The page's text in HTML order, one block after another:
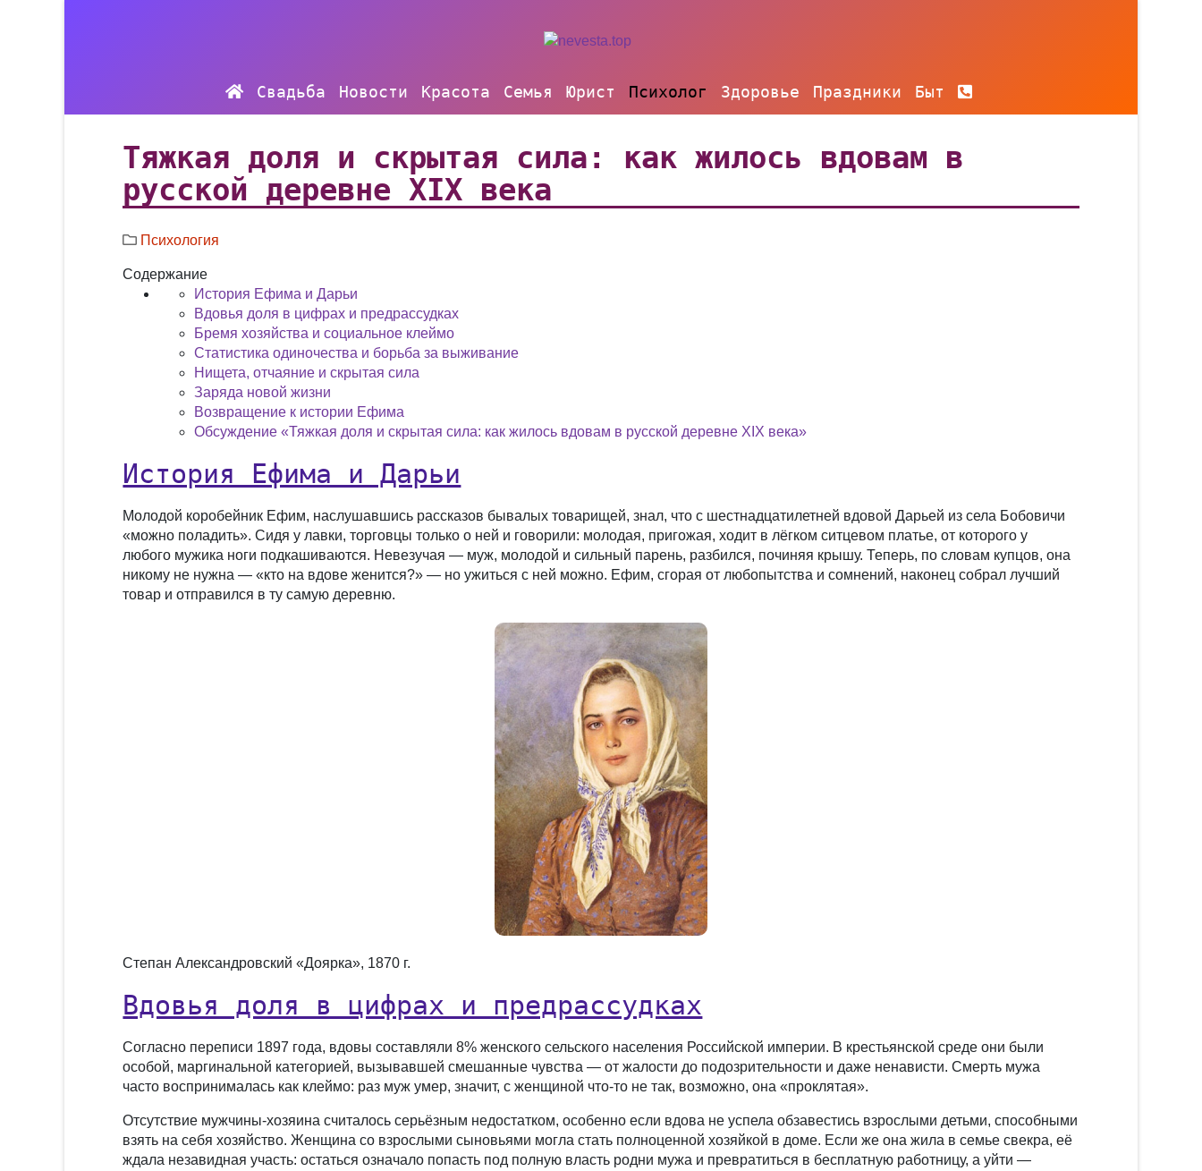
Свадьба Новости Красота Семья Юрист Психолог Здоровье Праздники Быт
Тяжкая доля и скрытая сила: как жилось вдовам в
русской деревне XIX века
Психология
Содержание
История Ефима и Дарьи
Вдовья доля в цифрах и предрассудках
Бремя хозяйства и социальное клеймо
Статистика одиночества и борьба за выживание
Нищета, отчаяние и скрытая сила
Заряда новой жизни
Возвращение к истории Ефима
Обсуждение «Тяжкая доля и скрытая сила: как жилось вдовам в русской деревне XIX века»
История Ефима и Дарьи
Молодой коробейник Ефим, наслушавшись рассказов бывалых товарищей, знал, что с шестнадцатилетней вдовой Дарьей из села Бобовичи
«можно поладить». Сидя у лавки, торговцы только о ней и говорили: молодая, пригожая, ходит в лёгком ситцевом платье, от которого у
любого мужика ноги подкашиваются. Невезучая — муж, молодой и сильный парень, разбился, починяя крышу. Теперь, по словам купцов, она
никому не нужна — «кто на вдове женится?» — но ужиться с ней можно. Ефим, сгорая от любопытства и сомнений, наконец собрал лучший
товар и отправился в ту самую деревню.
Степан Александровский «Доярка», 1870 г.
Вдовья доля в цифрах и предрассудках
Согласно переписи 1897 года, вдовы составляли 8% женского сельского населения Российской империи. В крестьянской среде они были
особой, маргинальной категорией, вызывавшей смешанные чувства — от жалости до подозрительности и даже ненависти. Смерть мужа
часто воспринималась как клеймо: раз муж умер, значит, с женщиной что-то не так, возможно, она «проклятая».
Отсутствие мужчины-хозяина считалось серьёзным недостатком, особенно если вдова не успела обзавестись взрослыми детьми, способными
взять на себя хозяйство. Женщина со взрослыми сыновьями могла стать полноценной хозяйкой в доме. Если же она жила в семье свекра, её
ждала незавидная участь: остаться означало попасть под полную власть родни мужа и превратиться в бесплатную работницу, а уйти —